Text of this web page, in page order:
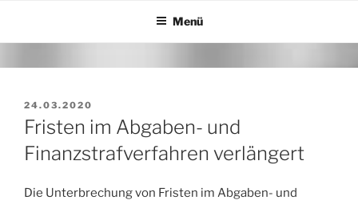
springen
Menü
VERÖFFENTLICHT
AM
24.03.2020
Fristen im Abgaben- und
Finanzstrafverfahren verlängert
Die Unterbrechung von Fristen im Abgaben- und